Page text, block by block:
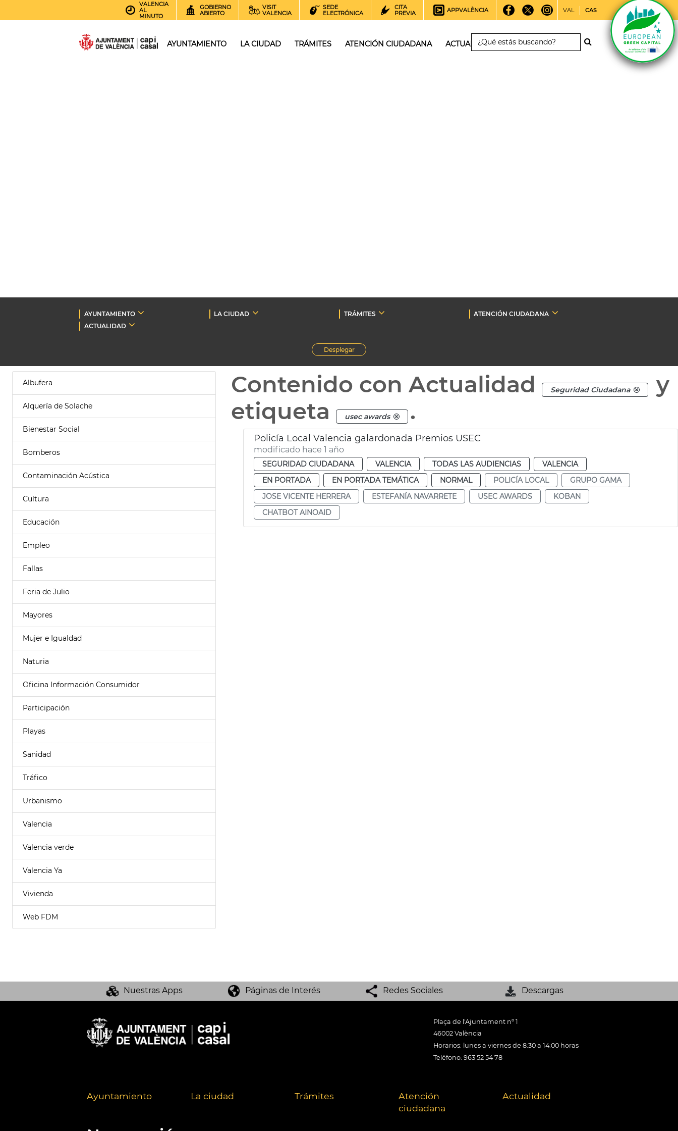
VALENCIA
AL
MINUTO
GOBIERNO
ABIERTO
VISIT
VALENCIA
SEDE
ELECTRÓNICA
CITA
PREVIA
APPVALÈNCIA VAL CAS
AYUNTAMIENTO LA CIUDAD TRÁMITES ATENCIÓN CIUDADANA ACTUALIDAD
AYUNTAMIENTO LA CIUDAD TRÁMITES
ATENCIÓN CIUDADANA
ACTUALIDAD
Desplegar
Albufera
Alquería de Solache
Bienestar Social
Bomberos
Contaminación Acústica
Cultura
Educación
Empleo
Fallas
Feria de Julio
Mayores
Mujer e Igualdad
Naturia
Oficina Información Consumidor
Participación
Playas
Sanidad
Tráfico
Urbanismo
Valencia
Valencia verde
Valencia Ya
Vivienda
Web FDM
Contenido con Actualidad Seguridad Ciudadana
y
etiqueta
usec awards .
Policía Local Valencia galardonada Premios USEC
modificado hace 1 año
SEGURIDAD CIUDADANA VALENCIA TODAS LAS AUDIENCIAS
VALENCIA
EN PORTADA
EN PORTADA TEMÁTICA NORMAL POLICÍA LOCAL
GRUPO GAMA
JOSE VICENTE HERRERA
ESTEFANÍA NAVARRETE USEC AWARDS
KOBAN
CHATBOT AINOAID
Nuestras Apps Páginas de Interés Redes Sociales Descargas
Plaça de l'Ajuntament nº 1
46002 València
Horarios: lunes a viernes de 8:30 a 14:00 horas
Teléfono: 963 52 54 78
Ayuntamiento La ciudad Trámites
Atención
ciudadana
Actualidad